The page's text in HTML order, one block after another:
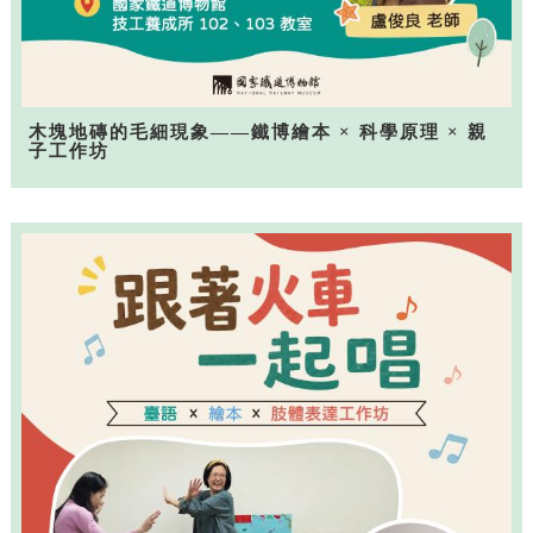
木塊地磚的毛細現象——鐵博繪本 × 科學原理 × 親
子工作坊